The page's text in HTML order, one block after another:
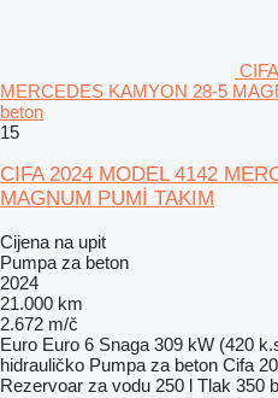
MERCEDES KAMYON 28-5
beton
15
CIFA 2024 MODEL 4142
MAGNUM PUMİ TAKIM
Cijena na upit
Pumpa za beton
2024
21.000 km
2.672 m/č
Euro Euro 6 Snaga 309 kW (420
hidrauličko Pumpa za beton Cifa
Rezervoar za vodu 250 l Tlak 350